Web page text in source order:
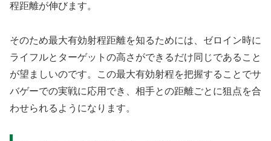
程距離が伸びます。
そのため最大有効射程距離を知るためには、ゼロイン時に
ライフルとターゲットの高さができるだけ同じであること
が望ましいのです。この最大有効射程を把握することでサ
バゲーでの実戦に応用でき、相手との距離ごとに狙点を合
わせられるようになります。